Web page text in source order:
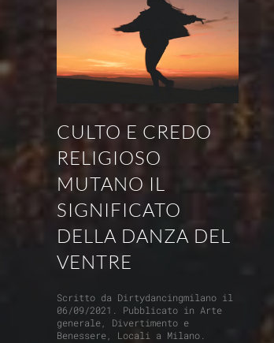
CULTO E CREDO
RELIGIOSO
MUTANO IL
SIGNIFICATO
DELLA DANZA DEL
VENTRE
Scritto da Dirtydancingmilano il
06/09/2021 . Pubblicato in Arte
generale, Divertimento e
Benessere, Locali a Milano.